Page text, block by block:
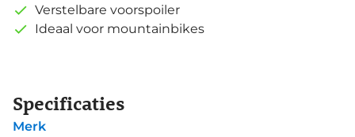
Verstelbare voorspoiler
Ideaal voor mountainbikes
Specificaties
Merk